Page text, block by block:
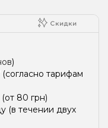
Скидки
)
тарифам
80 грн)
(в течении двух